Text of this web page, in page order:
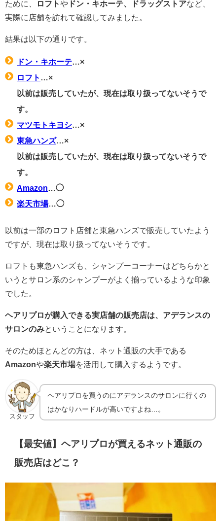
ために、 ロフトや ドン・キホーテ、ドラッグストアなど、
実際に店舗を訪れて確認してみました。
結果は以下の通りです。
ドン・キホーテ …×
ロフト
…×
以前は販売していたが、現在は取り扱ってないそうで
す。
マツモトキヨシ …×
東急ハンズ…×
以前は販売していたが、現在は取り扱ってないそうで
す。
Amazon …◯
楽天市場…◯
以前は一部のロフト店舗と東急ハンズで販売していたよう
ですが、現在は取り扱ってないそうです。
ロフトも東急ハンズも、シャンプーコーナーはどちらかと
いうとサロン系のシャンプーがよく揃っているような印象
でした。
ヘアリプロが購入できる実店舗の販売店は、アデランスの
サロンのみということになります。
そのためほとんどの方は、ネット通販の大手である
Amazonや楽天市場を活用して購入するようです。
スタッフ
ヘアリプロを買うのにアデランスのサロンに行くの
はかなりハードルが高いですよね…。
【最安値】ヘアリプロが買えるネット通販の
販売店はどこ？